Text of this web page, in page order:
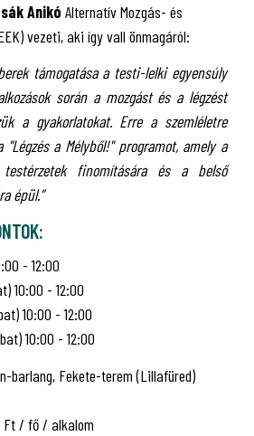
Anikó Alternatív Mozgás- és
vezeti, aki így vall önmagáról:
támogatása a testi-lelki egyensúly
során a mozgást és a légzést
a gyakorlatokat. Erre a szemléletre
a Mélyből!" programot, amely a
finomítására és a belső
épül.”
- 12:00
10:00 - 12:00
10:00 - 12:00
10:00 - 12:00
barlang, Fekete-terem (Lillafüred)
Ft / fő / alkalom